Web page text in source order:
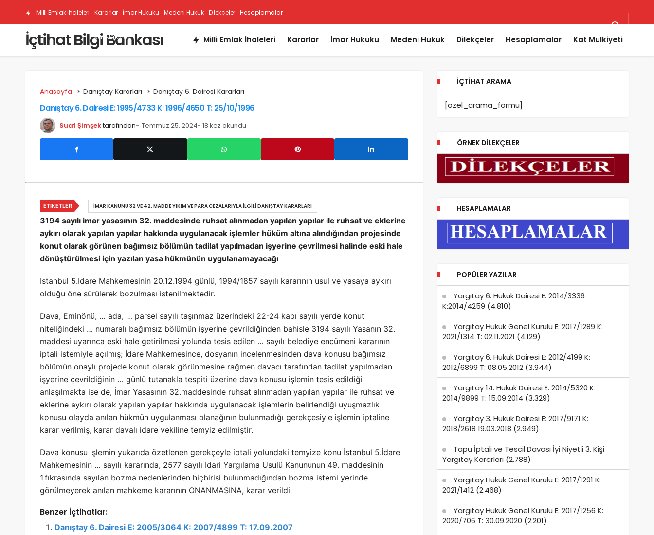
Milli Emlak İhaleleri Kararlar İmar Hukuku Medeni Hukuk Dilekçeler Hesaplamalar
Kat Mülkiyeti
İçtihat Bilgi Bankası Milli Emlak İhaleleri Kararlar İmar Hukuku Medeni Hukuk Dilekçeler Hesaplamalar Kat Mülkiyeti
Anasayfa Danıştay Kararları Danıştay 6. Dairesi Kararları
Danıştay 6. Dairesi E: 1995/4733 K: 1996/4650 T: 25/10/1996
Suat Şimşektarafından Temmuz 25, 2024 18 kez okundu
3194 sayılı imar yasasının 32. maddesinde ruhsat alınmadan yapılan yapılar ile ruhsat ve eklerine
aykırı olarak yapılan yapılar hakkında uygulanacak işlemler hüküm altına alındığından projesinde
konut olarak görünen bağımsız bölümün tadilat yapılmadan işyerine çevrilmesi halinde eski hale
dönüştürülmesi için yazılan yasa hükmünün uygulanamayacağı
İstanbul 5.İdare Mahkemesinin 20.12.1994 günlü, 1994/1857 sayılı kararının usul ve yasaya aykırı
olduğu öne sürülerek bozulması istenilmektedir.
Dava, Eminönü, … ada, … parsel sayılı taşınmaz üzerindeki 22-24 kapı sayılı yerde konut
niteliğindeki … numaralı bağımsız bölümün işyerine çevrildiğinden bahisle 3194 sayılı Yasanın 32.
maddesi uyarınca eski hale getirilmesi yolunda tesis edilen … sayılı belediye encümeni kararının
iptali istemiyle açılmış; İdare Mahkemesince, dosyanın incelenmesinden dava konusu bağımsız
bölümün onaylı projede konut olarak görünmesine rağmen davacı tarafından tadilat yapılmadan
işyerine çevrildiğinin … günlü tutanakla tespiti üzerine dava konusu işlemin tesis edildiği
anlaşılmakta ise de, İmar Yasasının 32.maddesinde ruhsat alınmadan yapılan yapılar ile ruhsat ve
eklerine aykırı olarak yapılan yapılar hakkında uygulanacak işlemlerin belirlendiği uyuşmazlık
konusu olayda anılan hükmün uygulanması olanağının bulunmadığı gerekçesiyle işlemin iptaline
karar verilmiş, karar davalı idare vekiline temyiz edilmiştir.
Dava konusu işlemin yukarıda özetlenen gerekçeyle iptali yolundaki temyize konu İstanbul 5.İdare
Mahkemesinin … sayılı kararında, 2577 sayılı İdari Yargılama Usulü Kanununun 49. maddesinin
1.fıkrasında sayılan bozma nedenlerinden hiçbirisi bulunmadığından bozma istemi yerinde
görülmeyerek anılan mahkeme kararının ONANMASINA, karar verildi.
Benzer İçtihatlar:
Danıştay 6. Dairesi E: 2005/3064 K: 2007/4899 T: 17.09.2007
ETIKETLER İMAR KANUNU 32 VE 42. MADDE YIKIM VE PARA CEZALARIYLA İLGILI DANIŞTAY KARARLARI
İÇTIHAT ARAMA
[ozel_arama_formu]
ÖRNEK DILEKÇELER
HESAPLAMALAR
POPÜLER YAZILAR
Yargıtay 6. Hukuk Dairesi E: 2014/3336
K:2014/4259 (4.810)
Yargıtay Hukuk Genel Kurulu E: 2017/1289 K:
2021/1314 T: 02.11.2021 (4.129)
Yargıtay 6. Hukuk Dairesi E: 2012/4199 K:
2012/6899 T: 08.05.2012 (3.944)
Yargıtay 14. Hukuk Dairesi E: 2014/5320 K:
2014/9899 T: 15.09.2014 (3.329)
Yargıtay 3. Hukuk Dairesi E: 2017/9171 K:
2018/2618 19.03.2018 (2.949)
Tapu İptali ve Tescil Davası İyi Niyetli 3. Kişi
Yargıtay Kararları (2.788)
Yargıtay Hukuk Genel Kurulu E: 2017/1291 K:
2021/1412 (2.468)
Yargıtay Hukuk Genel Kurulu E: 2017/1256 K:
2020/706 T: 30.09.2020 (2.201)